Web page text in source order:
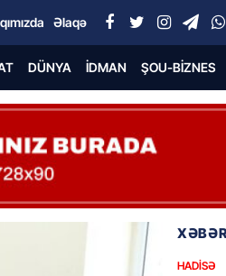
Əlaqə
DÜNYA İDMAN ŞOU-BIZNES
HADISƏ